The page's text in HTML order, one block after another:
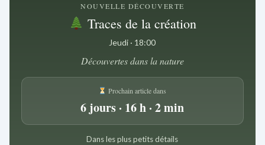
NOUVELLE DÉCOUVERTE
Traces de la création
Jeudi · 18:00
Découvertes dans la nature
Prochain article dans
6 jours · 16 h · 2 min
Dans les plus petits détails